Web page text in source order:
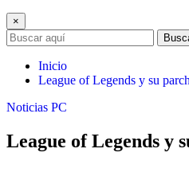
×
Inicio
League of Legends y su
Noticias PC
League of Legends y